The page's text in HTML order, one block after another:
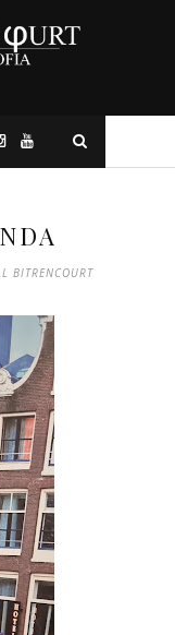
BITRENCOURT